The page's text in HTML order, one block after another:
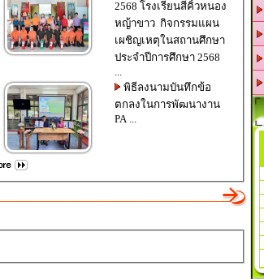
2568 โรงเรียนสีคิ้วหนอง
หญ้าขาว กิจกรรมแผน
เผชิญเหตุในสถานศึกษา
ประจำปีการศึกษา 2568
พิธีลงนามบันทึกข้อ
ตกลงในการพัฒนางาน
PA ...